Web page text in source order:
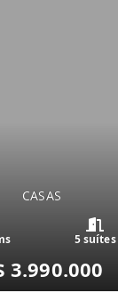
CASAS
5 suítes
3.990.000